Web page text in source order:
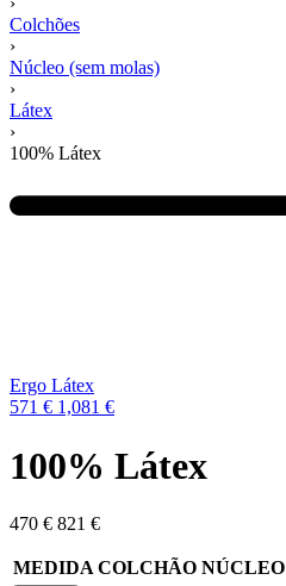
Colchões
›
Núcleo (sem molas)
›
Látex
›
100% Látex
de
produtos
Ergo Látex
571 € 1,081 €
100% Látex
470 € 821 €
MEDIDA COLCHÃO NÚCLEO